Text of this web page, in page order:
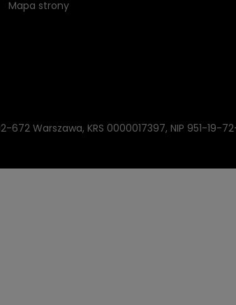
Mapa strony
672 Warszawa, KRS 0000017397, NIP 951-19-